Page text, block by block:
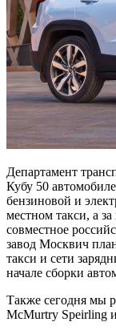
Департамент
Кубу 50
бензиновой и
местном такси, а
совместное
завод Москвич
такси и сети
начале сборки
Также сегодня мы
McMurtry Speirling